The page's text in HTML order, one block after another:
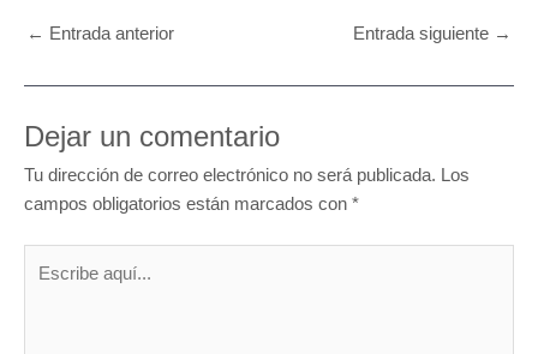
← Entrada anterior Entrada siguiente →
Dejar un comentario
Tu dirección de correo electrónico no será publicada. Los
campos obligatorios están marcados con *